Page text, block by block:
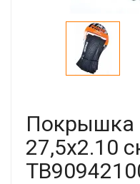
Покрышка
27,5x2.10